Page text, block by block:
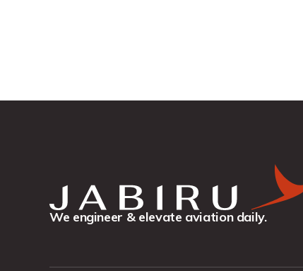
We engineer & elevate aviation daily.